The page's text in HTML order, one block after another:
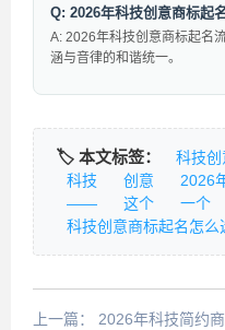
Q: 2026年科技创意商标起
A: 2026年科技创意商标起名
涵与音律的和谐统一。
🏷️ 本文标签： 科技创
科技
创意 2026
——
这个 一个
科技创意商标起名怎么
上一篇： 2026年科技简约